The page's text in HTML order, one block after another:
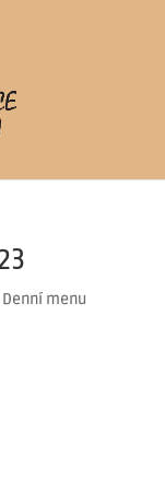
Denní menu